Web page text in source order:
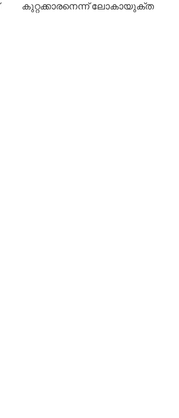
കുറ്റക്കാരനെന്ന് ലോകായുക്ത